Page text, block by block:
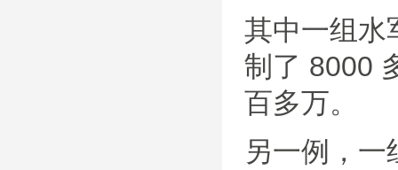
其中一组水
制了 8000
百多万。
另一例，